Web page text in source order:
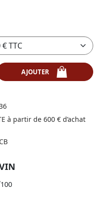
à partir de 600 € d’achat
100